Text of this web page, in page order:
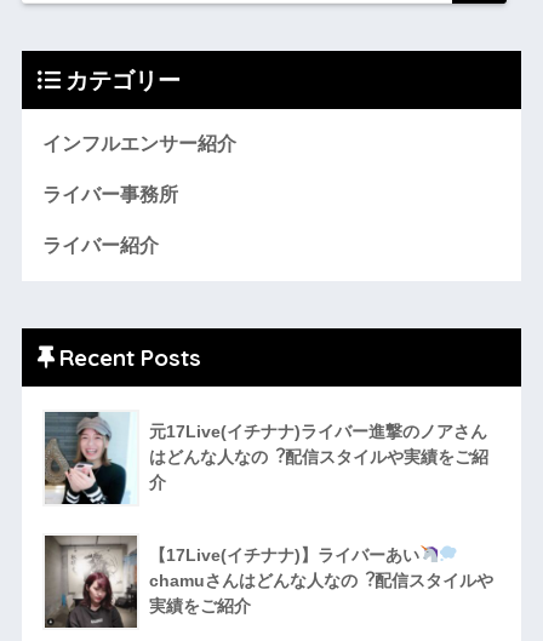
カテゴリー
インフルエンサー紹介
ライバー事務所
ライバー紹介
Recent Posts
元17Live(イチナナ)ライバー進撃のノアさん
はどんな人なの︖配信スタイルや実績をご紹
介
【17Live(イチナナ)】ライバーあい
chamuさんはどんな人なの︖配信スタイルや
実績をご紹介